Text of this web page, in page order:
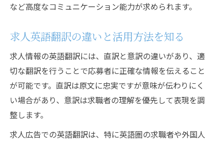
など高度なコミュニケーション能力が求められます。
求人英語翻訳の違いと活用方法を知る
求人情報の英語翻訳には、直訳と意訳の違いがあり、適
切な翻訳を行うことで応募者に正確な情報を伝えること
が可能です。直訳は原文に忠実ですが意味が伝わりにく
い場合があり、意訳は求職者の理解を優先して表現を調
整します。
求人広告での英語翻訳は、特に英語圏の求職者や外国人